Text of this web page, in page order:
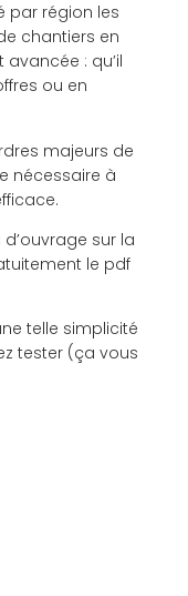
par région les
chantiers en
: qu’il
ou en
majeurs de
nécessaire à
sur la
le pdf
telle simplicité
tester (ça vous